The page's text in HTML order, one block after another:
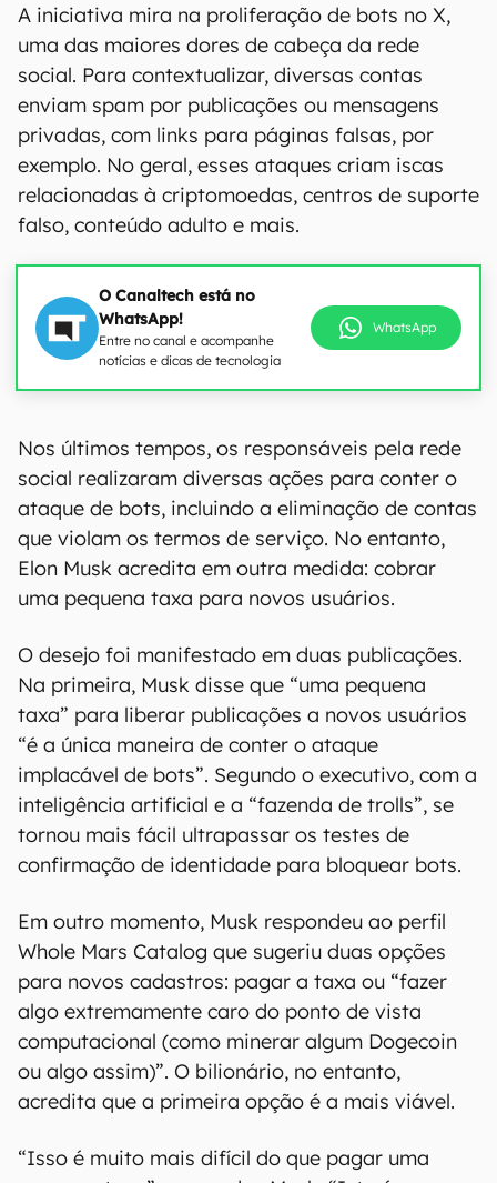
A iniciativa mira na proliferação de bots no X,
uma das maiores dores de cabeça da rede
social. Para contextualizar, diversas contas
enviam spam por publicações ou mensagens
privadas, com links para páginas falsas, por
exemplo. No geral, esses ataques criam iscas
relacionadas à criptomoedas, centros de suporte
falso, conteúdo adulto e mais.
O Canaltech está no
WhatsApp!
Entre no canal e acompanhe
notícias e dicas de tecnologia
WhatsApp
Nos últimos tempos, os responsáveis pela rede
social realizaram diversas ações para conter o
ataque de bots, incluindo a eliminação de contas
que violam os termos de serviço. No entanto,
Elon Musk acredita em outra medida: cobrar
uma pequena taxa para novos usuários.
O desejo foi manifestado em duas publicações.
Na primeira, Musk disse que “uma pequena
taxa” para liberar publicações a novos usuários
“é a única maneira de conter o ataque
implacável de bots”. Segundo o executivo, com a
inteligência artificial e a “fazenda de trolls”, se
tornou mais fácil ultrapassar os testes de
confirmação de identidade para bloquear bots.
Em outro momento, Musk respondeu ao perfil
Whole Mars Catalog que sugeriu duas opções
para novos cadastros: pagar a taxa ou “fazer
algo extremamente caro do ponto de vista
computacional (como minerar algum Dogecoin
ou algo assim)”. O bilionário, no entanto,
acredita que a primeira opção é a mais viável.
“Isso é muito mais difícil do que pagar uma